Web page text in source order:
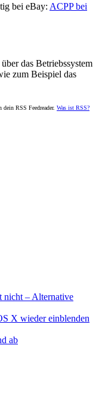
bei eBay: ACPP bei
das Betriebssystem
zum Beispiel das
RSS Feedreader. Was ist RSS?
nicht – Alternative
X wieder einblenden
ab